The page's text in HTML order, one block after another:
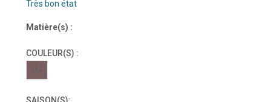
Très bon état
Matière(s) :
COULEUR(S) :
MA